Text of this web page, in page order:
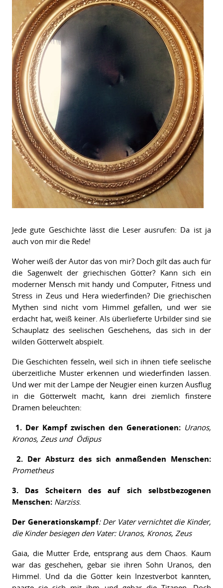
Jede gute Geschichte lässt die Leser ausrufen: Da ist ja
auch von mir die Rede!
Woher weiß der Autor das von mir? Doch gilt das auch für
die Sagenwelt der griechischen Götter? Kann sich ein
moderner Mensch mit handy und Computer, Fitness und
Stress in Zeus und Hera wiederfinden? Die griechischen
Mythen sind nicht vom Himmel gefallen, und wer sie
erdacht hat, weiß keiner. Als überlieferte Urbilder sind sie
Schauplatz des seelischen Geschehens, das sich in der
wilden Götterwelt abspielt.
Die Geschichten fesseln, weil sich in ihnen tiefe seelische
überzeitliche Muster erkennen und wiederfinden lassen.
Und wer mit der Lampe der Neugier einen kurzen Ausflug
in die Götterwelt macht, kann drei ziemlich finstere
Dramen beleuchten:
1. Der Kampf zwischen den Generationen:Uranos,
Kronos, Zeus und Ödipus
2. Der Absturz des sich anmaßenden Menschen:
Prometheus
3. Das Scheitern des auf sich selbstbezogenen
Menschen: Narziss.
Der Generationskampf: Der Vater vernichtet die Kinder,
die Kinder besiegen den Vater: Uranos, Kronos, Zeus
Gaia, die Mutter Erde, entsprang aus dem Chaos. Kaum
war das geschehen, gebar sie ihren Sohn Uranos, den
Himmel. Und da die Götter kein Inzestverbot kannten,